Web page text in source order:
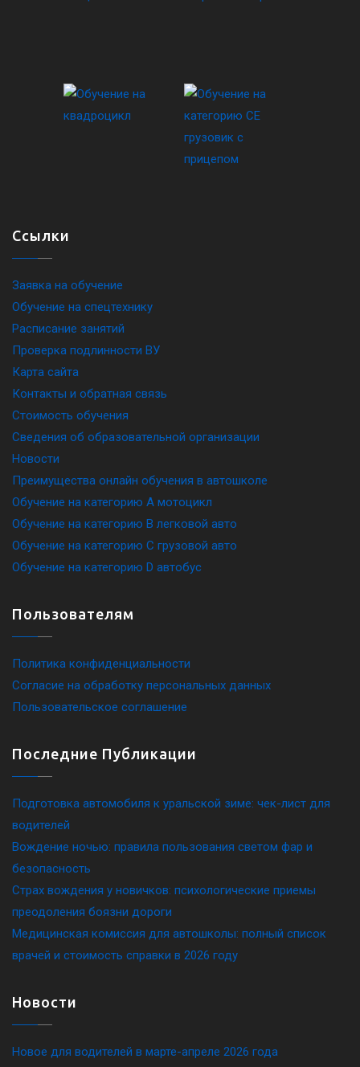
Ссылки
Заявка на обучение
Обучение на спецтехнику
Расписание занятий
Проверка подлинности ВУ
Карта сайта
Контакты и обратная связь
Стоимость обучения
Сведения об образовательной организации
Новости
Преимущества онлайн обучения в автошколе
Обучение на категорию A мотоцикл
Обучение на категорию B легковой авто
Обучение на категорию C грузовой авто
Обучение на категорию D автобус
Пользователям
Политика конфиденциальности
Согласие на обработку персональных данных
Пользовательское соглашение
Последние Публикации
Подготовка автомобиля к уральской зиме: чек-лист для
водителей
Вождение ночью: правила пользования светом фар и
безопасность
Страх вождения у новичков: психологические приемы
преодоления боязни дороги
Медицинская комиссия для автошколы: полный список
врачей и стоимость справки в 2026 году
Новости
Новое для водителей в марте-апреле 2026 года